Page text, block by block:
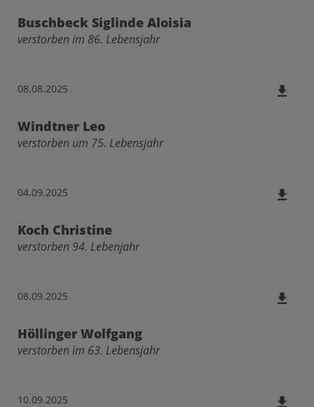
Buschbeck Siglinde Aloisia
verstorben im 86. Lebensjahr
08.08.2025
Windtner Leo
verstorben um 75. Lebensjahr
04.09.2025
Koch Christine
verstorben 94. Lebenjahr
08.09.2025
Höllinger Wolfgang
verstorben im 63. Lebensjahr
10.09.2025